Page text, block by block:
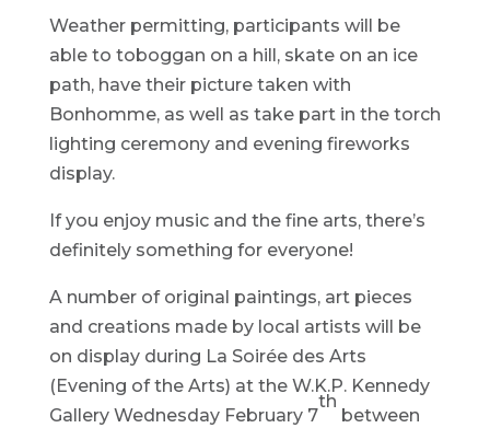
Weather permitting, participants will be
able to toboggan on a hill, skate on an ice
path, have their picture taken with
Bonhomme, as well as take part in the torch
lighting ceremony and evening fireworks
display.
If you enjoy music and the fine arts, there’s
definitely something for everyone!
A number of original paintings, art pieces
and creations made by local artists will be
on display during La Soirée des Arts
(Evening of the Arts) at the W.K.P. Kennedy
Gallery Wednesday February 7
th
between